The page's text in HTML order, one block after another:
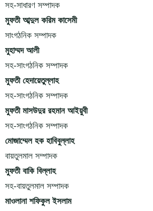
সহ-সাধারণ সম্পাদক
মুফতী আব্দুল করিম কাসেমী
সাংগঠনিক সম্পাদক
মুহাম্মদ আলী
সহ-সাংগঠনিক সম্পাদক
মুফতী হেদায়েতুল্লাহ
সহ-সাংগঠনিক সম্পাদক
মুফতী মাসউদুর রহমান আইয়ুবী
সহ-সাংগঠনিক সম্পাদক
মোজাম্মেল হক হাবিবুল্লাহ
বায়তুলমাল সম্পাদক
মুফতী বাকি বিল্লাহ
সহ-বায়তুলমাল সম্পাদক
মাওলানা শফিকুল ইসলাম